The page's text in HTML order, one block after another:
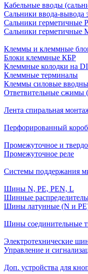
Кабельные вводы
Сальники ввода-вывода
Сальники герметичные
Сальники герметичные
Клеммы и клеммные
Блоки клеммные КБР
Клеммные колодки на
Клеммные терминалы
Клеммы силовые
Ответвительные
Лента спиральная
Перфорированный короб
Промежуточное и
Промежуточное реле
Системы поддержания
Шины N, PE, PEN, L
Шинные
Шины латунные (N и
Шины соединительные
Электротехнические
Управление и
Доп. устройства для